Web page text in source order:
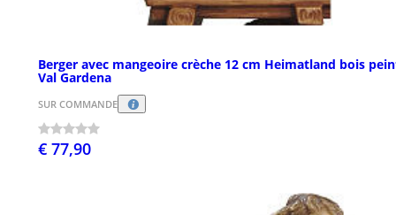
Berger avec mangeoire crèche 12 cm Heimatland bois
Val Gardena
SUR COMMANDE
€ 77,90